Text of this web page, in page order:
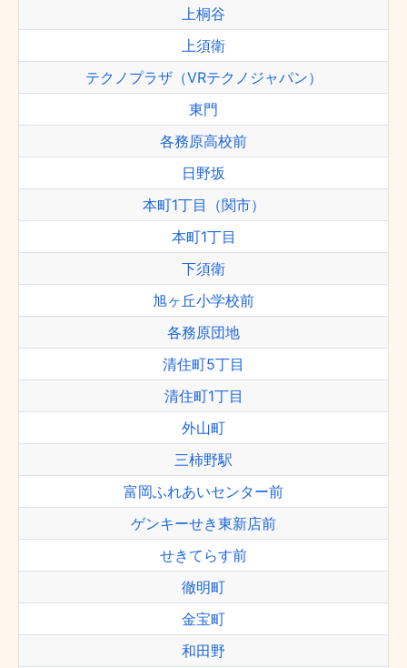
上桐谷
上須衛
テクノプラザ（VRテクノジャパン）
東門
各務原高校前
日野坂
本町1丁目（関市）
本町1丁目
下須衛
旭ヶ丘小学校前
各務原団地
清住町5丁目
清住町1丁目
外山町
三柿野駅
富岡ふれあいセンター前
ゲンキーせき東新店前
せきてらす前
徹明町
金宝町
和田野